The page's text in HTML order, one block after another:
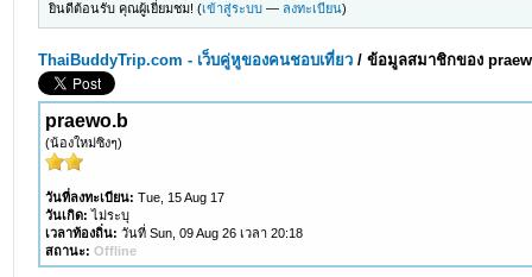
ยินดีต้อนรับ คุณผู้เยี่ยมชม! (เข้าสู่ระบบ — ลงทะเบียน)
ThaiBuddyTrip.com - เว็บคู่หูของคนชอบเที่ยว /ข้อมูลสมาชิกของ
praewo.b
(น้องใหม่ซิงๆ)
วันที่ลงทะเบียน: Tue, 15 Aug 17
วันเกิด: ไม่ระบุ
เวลาท้องถิ่น: วันที่ Sun, 09 Aug 26 เวลา 20:18
สถานะ: Offline